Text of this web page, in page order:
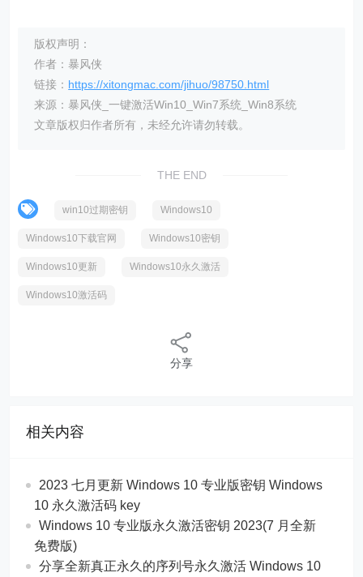
版权声明：
作者：暴风侠
链接： https://xitongmac.com/jihuo/98750.html
来源：暴风侠_一键激活Win10_Win7系统_Win8系统
文章版权归作者所有，未经允许请勿转载。
THE END
win10过期密钥 Windows10
Windows10下载官网 Windows10密钥
Windows10更新 Windows10永久激活
Windows10激活码
分享
相关内容
2023 七月更新 Windows 10 专业版密钥 Windows
10 永久激活码 key
Windows 10 专业版永久激活密钥 2023(7 月全新
免费版)
分享全新真正永久的序列号永久激活 Windows 10